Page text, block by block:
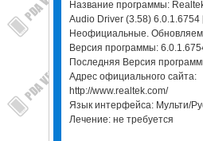
Название программы:
Audio Driver (3.58) 6.0.1.6754
Неофициальные.
Версия программы:
Последняя Версия
Адрес официального сайта:
http://www.realtek.com/
Язык интерфейса: Мульти/
Лечение: не требуется